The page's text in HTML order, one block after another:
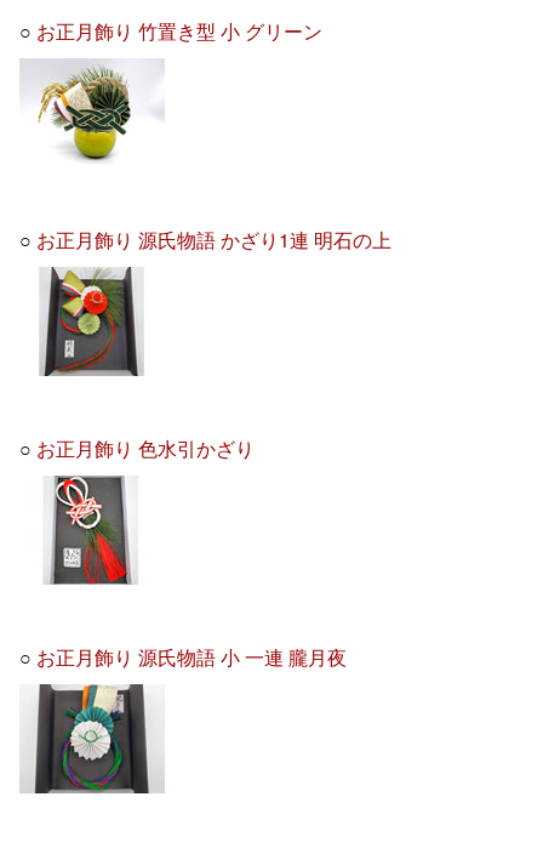
○ お正月飾り 竹置き型 小 グリーン
○ お正月飾り 源氏物語 かざり1連 明石の上
○ お正月飾り 色水引かざり
○ お正月飾り 源氏物語 小 一連 朧月夜